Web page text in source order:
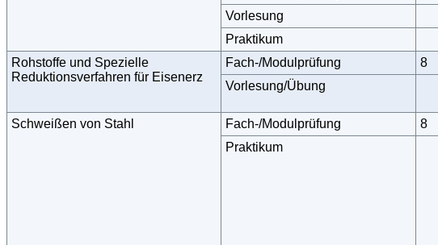
Vorlesung
Praktikum
Rohstoffe und Spezielle
Reduktionsverfahren für Eisenerz
Fach-/Modulprüfung 8
Vorlesung/Übung
Schweißen von Stahl
Fach-/Modulprüfung 8
Praktikum